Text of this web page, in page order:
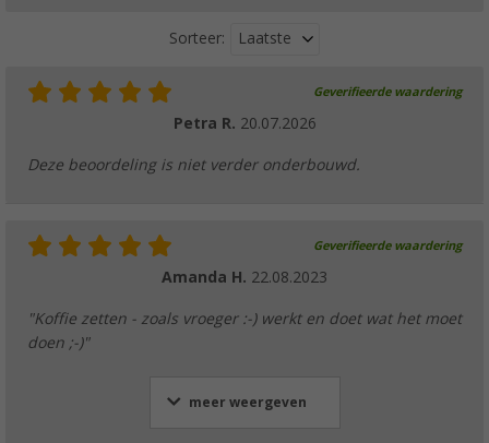
Sorteer: Laatste
Geverifieerde waardering
Petra R. 20.07.2026
Deze beoordeling is niet verder onderbouwd.
Geverifieerde waardering
Amanda H. 22.08.2023
"Koffie zetten - zoals vroeger :-) werkt en doet wat het moet
doen ;-)"
meer weergeven